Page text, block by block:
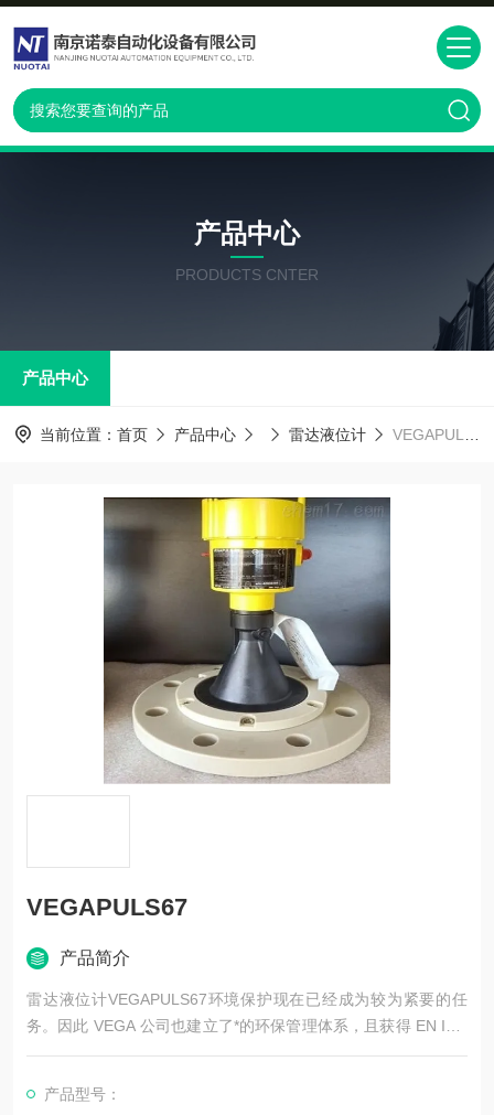
产品中心
PRODUCTS CNTER
产品中心
当前位置： 首页 产品中心 雷达液位计 VEGAPULS67
VEGAPULS67
产品简介
雷达液位计VEGAPULS67环境保护现在已经成为较为紧要的任
务。因此 VEGA 公司也建立了*的环保管理体系，且获得 EN ISO
14001 认证。
•“仓储和运输“•“清除废料
产品型号：